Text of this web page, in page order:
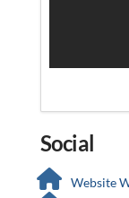
Social
Website